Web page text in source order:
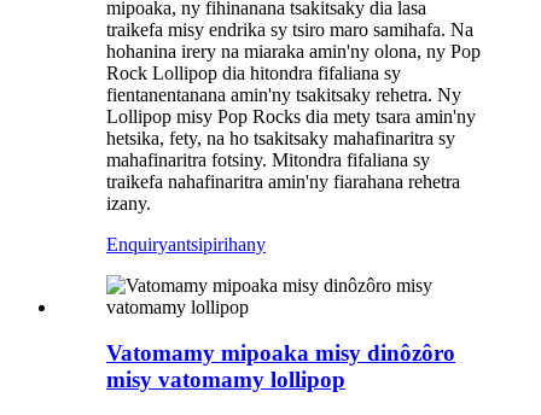
mipoaka, ny fihinanana tsakitsaky dia lasa
traikefa misy endrika sy tsiro maro samihafa. Na
hohanina irery na miaraka amin'ny olona, ​​ny Pop
Rock Lollipop dia hitondra fifaliana sy
fientanentanana amin'ny tsakitsaky rehetra. Ny
Lollipop misy Pop Rocks dia mety tsara amin'ny
hetsika, fety, na ho tsakitsaky mahafinaritra sy
mahafinaritra fotsiny. Mitondra fifaliana sy
traikefa nahafinaritra amin'ny fiarahana rehetra
izany.
Enquiryantsipirihany
Vatomamy mipoaka misy dinôzôro
misy vatomamy lollipop